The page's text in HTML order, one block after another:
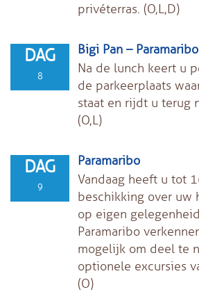
privéterras. (O,L,D)
DAG
8
Bigi Pan –
Na de lunch keert u
de parkeerplaats
staat en rijdt u terug
(O,L)
DAG
9
Paramaribo
Vandaag heeft u tot
beschikking over uw
op eigen
Paramaribo
mogelijk om deel te
optionele excursies
(O)